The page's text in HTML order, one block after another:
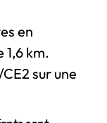
en
1,6 km.
sur une